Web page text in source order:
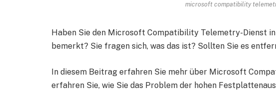
microsoft compatibility
Haben Sie den Microsoft Compatibility Telemetry-Dienst
bemerkt? Sie fragen sich, was das ist? Sollten Sie es
In diesem Beitrag erfahren Sie mehr über Microsoft
erfahren Sie, wie Sie das Problem der hohen